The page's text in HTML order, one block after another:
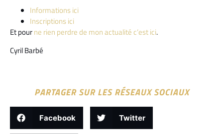
Informations ici
Inscriptions ici
Et pourne rien perdre de mon actualité c’est ici.
Cyril Barbé
PARTAGER SUR LES RÉSEAUX SOCIAUX
Facebook Twitter